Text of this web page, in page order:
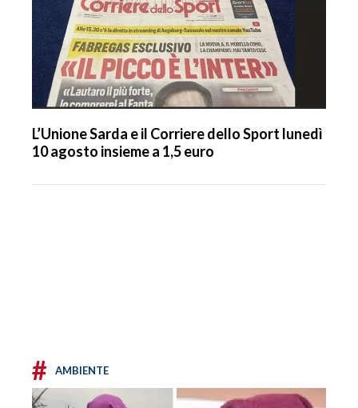
L’Unione Sarda e il Corriere dello Sport lunedì
10 agosto insieme a 1,5 euro
# AMBIENTE